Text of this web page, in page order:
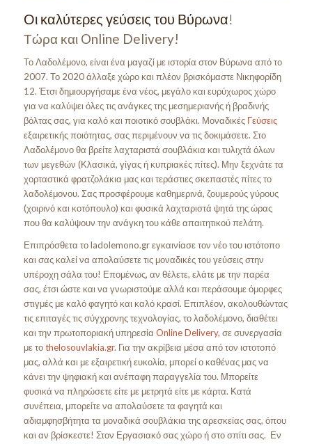
Οι καλύτερες γεύσεις του Βύρωνα!
Τώρα και Online Delivery!
Το Λαδολέμονο, είναι ένα μαγαζί με ιστορία στον Βύρωνα από το
2007. Το 2020 άλλαξε χώρο και πλέον βρισκόμαστε Νικηφορίδη
12. Έτσι δημιουργήσαμε ένα νέος, μεγάλο και ευρύχωρος χώρο
για να καλύψει όλες τις ανάγκες της μεσημεριανής ή βραδινής
βόλτας σας, για καλό και ποιοτικό σουβλάκι. Μοναδικές Γεύσεις
εξαιρετικής ποιότητας, σας περιμένουν να τις δοκιμάσετε. Στο
Λαδολέμονο θα βρείτε λαχταριστά σουβλάκια και τυλιχτά όλων
των μεγεθών (Κλασικά, γίγας ή κυπριακές πίτες). Μην ξεχνάτε τα
χορταστικά φρατζολάκια μας και τεράστιες σκεπαστές πίτες το
λαδολέμονου. Σας προσφέρουμε καθημερινά, ζουμερούς γύρους
(χοιρινό και κοτόπουλο) και φυσικά λαχταριστά ψητά της ώρας
που θα καλύψουν την ανάγκη του κάθε απαιτητικού πελάτη.
Επιπρόσθετα το ladolemono.gr εγκαινίασε τον νέο του ιστότοπο
και σας καλεί να απολαύσετε τις μοναδικές του γεύσεις στην
υπέροχη σάλα του! Επομένως, αν θέλετε, ελάτε με την παρέα
σας, έτσι ώστε και να γνωριστούμε αλλά και περάσουμε όμορφες
στιγμές με καλό φαγητό και καλό κρασί. Επιπλέον, ακολουθώντας
τις επιταγές τις σύγχρονης τεχνολογίας, το λαδολέμονο, διαθέτει
και την πρωτοποριακή υπηρεσία Online Delivery, σε συνεργασία
με τοthelosouvlakia.gr. Για την ακρίβεια μέσα από τον ιστοτοπό
μας, αλλά και με εξαιρετική ευκολία, μπορεί ο καθένας μας να
κάνει την ψηφιακή και ανέπαφη παραγγελία του. Μπορείτε
φυσικά να πληρώσετε είτε με μετρητά είτε με κάρτα. Κατά
συνέπεια, μπορείτε να απολαύσετε τα φαγητά και
αδιαμφησβήτητα τα μοναδικά σουβλάκια της αρεσκείας σας, όπου
και αν βρίσκεστε! Στον Εργασιακό σας χώρο ή στο σπίτι σας. Εν